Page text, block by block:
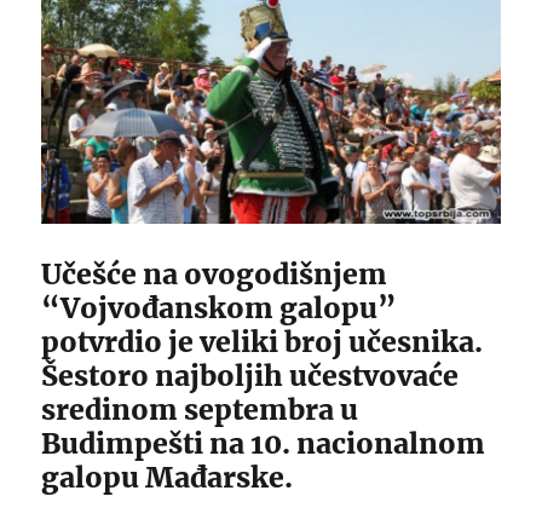
Učešće na ovogodišnjem
“Vojvođanskom galopu”
potvrdio je veliki broj učesnika.
Šestoro najboljih učestvovaće
sredinom septembra u
Budimpešti na 10. nacionalnom
galopu Mađarske.